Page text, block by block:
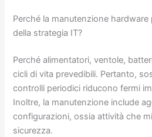
Perché la manutenzione
della strategia IT?
Perché alimentatori, ventole,
cicli di vita prevedibili. Pertanto,
controlli periodici riducono fermi
Inoltre, la manutenzione include
configurazioni, ossia attività che
sicurezza.